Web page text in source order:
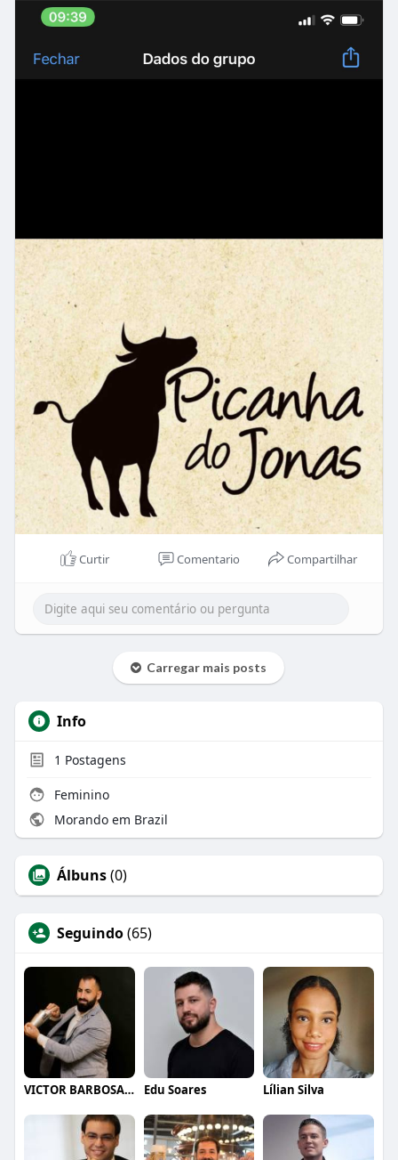
Curtir Comentario Compartilhar
Carregar mais posts
Info
1 Postagens
Feminino
Morando em Brazil
Álbuns(0)
Seguindo(65)
VICTOR BARBOSA QUARANTA Edu Soares Lílian Silva